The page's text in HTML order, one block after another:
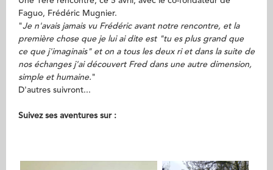
Faguo, Frédéric Mugnier.
"Je n'avais jamais vu Frédéric avant notre rencontre, et la
première chose que je lui ai dite est "tu es plus grand que
ce que j'imaginais" et on a tous les deux ri et dans la suite de
nos échanges j'ai découvert Fred dans une autre dimension,
simple et humaine. "
D'autres suivront...
Suivez ses aventures sur :